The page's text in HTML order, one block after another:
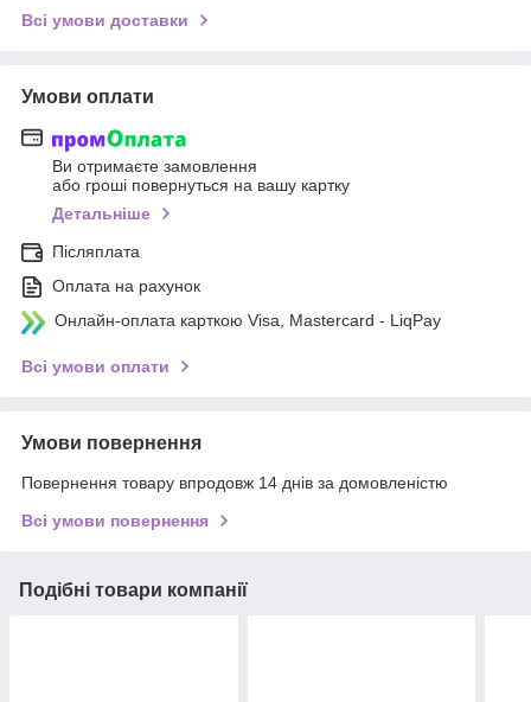
Всі умови доставки
Умови оплати
Ви отримаєте замовлення
або гроші повернуться на вашу картку
Детальніше
Післяплата
Оплата на рахунок
Онлайн-оплата карткою Visa, Mastercard - LiqPay
Всі умови оплати
Умови повернення
Повернення товару впродовж 14 днів за домовленістю
Всі умови повернення
Подібні товари компанії